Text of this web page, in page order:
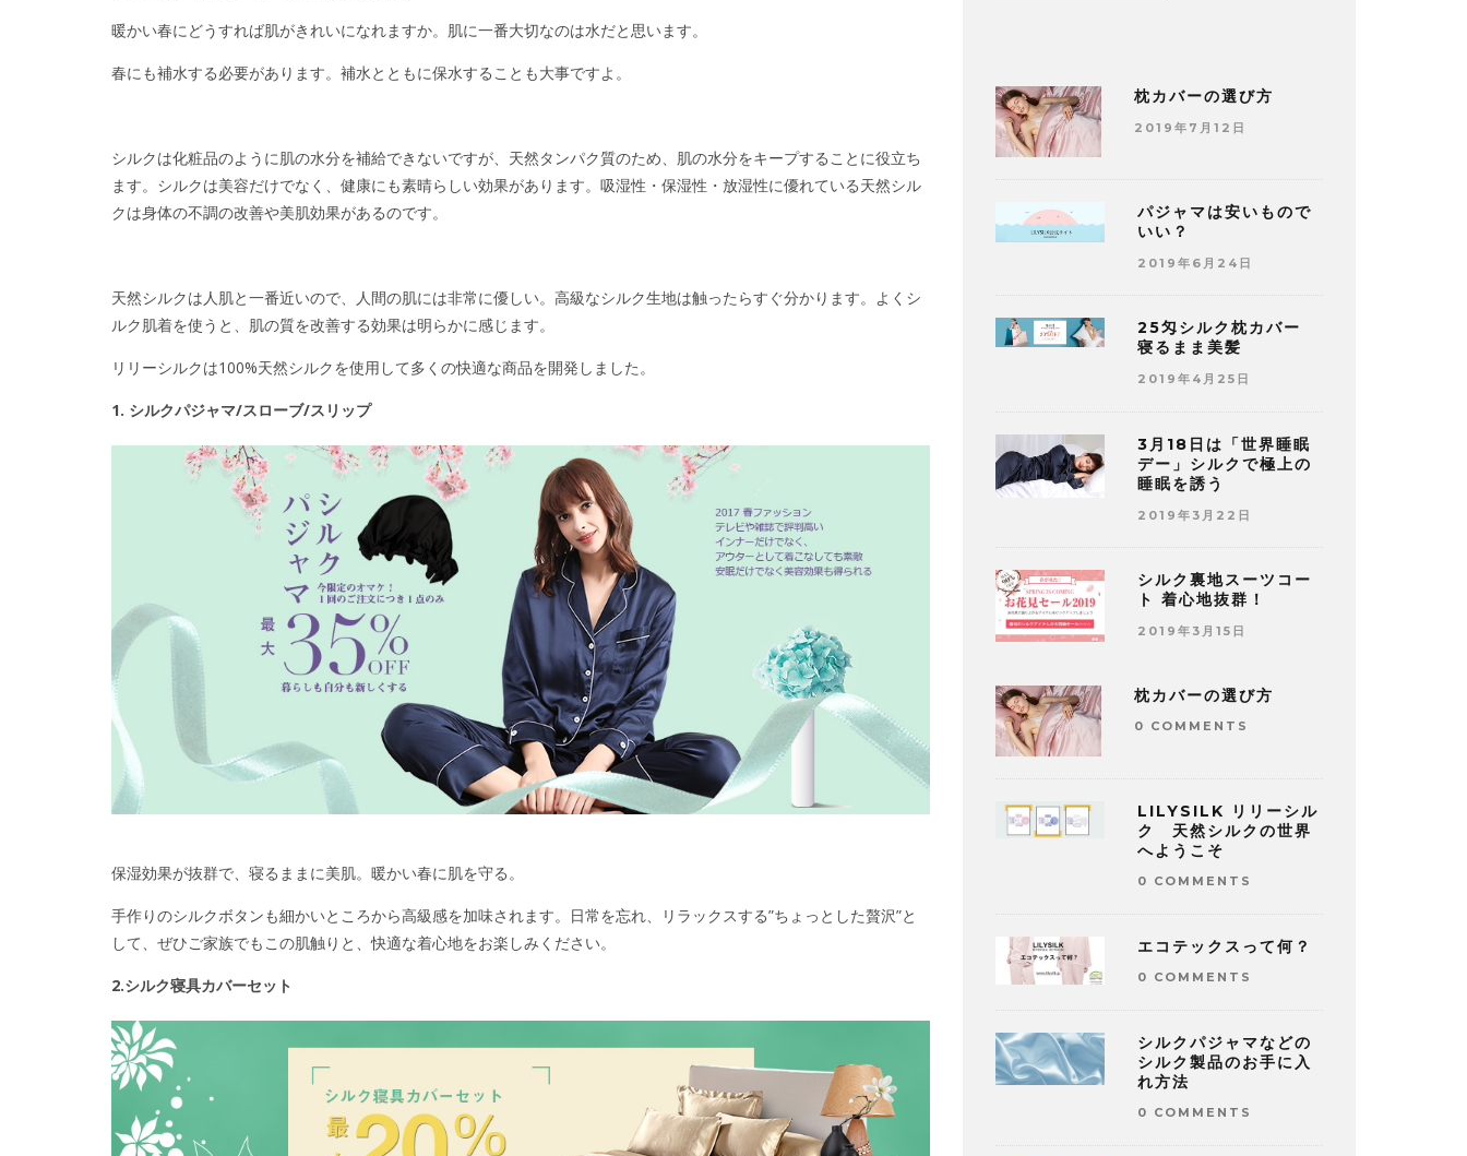
暖かい春にどうすれば肌がきれいになれますか。肌に一番大切なのは水だと思います。
春にも補水する必要があります。補水とともに保水することも大事ですよ。
シルクは化粧品のように肌の水分を補給できないですが、天然タンパク質のため、肌の水分をキープすることに役立ち
ます。シルクは美容だけでなく、健康にも素晴らしい効果があります。吸湿性・保湿性・放湿性に優れている天然シル
クは身体の不調の改善や美肌効果があるのです。
天然シルクは人肌と一番近いので、人間の肌には非常に優しい。高級なシルク生地は触ったらすぐ分かります。よくシ
ルク肌着を使うと、肌の質を改善する効果は明らかに感じます。
リリーシルクは100%天然シルクを使用して多くの快適な商品を開発しました。
1. シルクパジャマ/スローブ/スリップ
保湿効果が抜群で、寝るままに美肌。暖かい春に肌を守る。
手作りのシルクボタンも細かいところから高級感を加味されます。日常を忘れ、リラックスする”ちょっとした贅沢”と
して、ぜひご家族でもこの肌触りと、快適な着心地をお楽しみください。
2.シルク寝具カバーセット
枕カバーの選び方
2019年7月12日
パジャマは安いもので
いい？
2019年6月24日
25匁シルク枕カバー
寝るまま美髪
2019年4月25日
3月18日は「世界睡眠
デー」シルクで極上の
睡眠を誘う
2019年3月22日
シルク裏地スーツコー
ト 着心地抜群！
2019年3月15日
枕カバーの選び方
0 COMMENTS
LILYSILK リリーシル
ク 天然シルクの世界
へようこそ
0 COMMENTS
エコテックスって何？
0 COMMENTS
シルクパジャマなどの
シルク製品のお手に入
れ方法
0 COMMENTS